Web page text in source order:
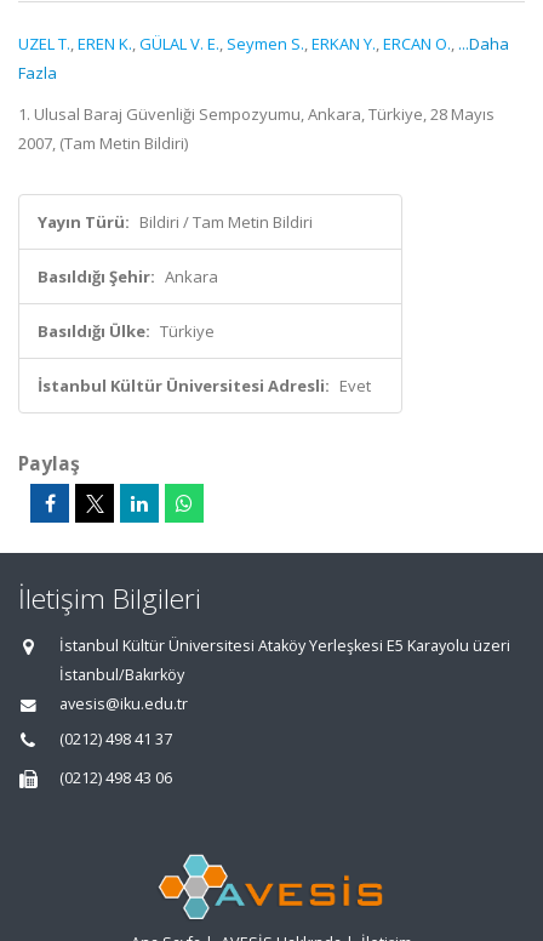
UZEL T.,EREN K.,GÜLAL V. E., Seymen S.,ERKAN Y.,ERCAN O., ...Daha
Fazla
1. Ulusal Baraj Güvenliği Sempozyumu, Ankara, Türkiye, 28 Mayıs
2007, (Tam Metin Bildiri)
Yayın Türü: Bildiri / Tam Metin Bildiri
Basıldığı Şehir: Ankara
Basıldığı Ülke: Türkiye
İstanbul Kültür Üniversitesi Adresli: Evet
Paylaş
İletişim Bilgileri
İstanbul Kültür Üniversitesi Ataköy Yerleşkesi E5 Karayolu üzeri
İstanbul/Bakırköy
avesis@iku.edu.tr
(0212) 498 41 37
(0212) 498 43 06